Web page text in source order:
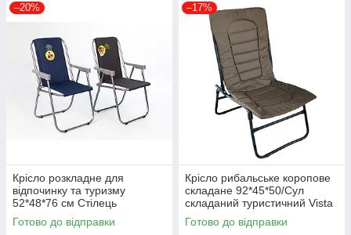
–20%
Крісло розкладне для
відпочинку та туризму
52*48*76 см Стілець
туристичний складаний
"Фідель" ТМ Vista
Готово до відправки
–17%
Крісло рибальське коропове
складане 92*45*50/Сул
складаний туристичний Vista
comfort Хакі
Готово до відправки